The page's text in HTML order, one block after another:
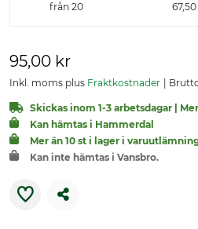
från 20
95,00 kr
Inkl. moms plus Fraktkostnader
Skickas inom 1-3 arbetsdagar |
Kan hämtas i Hammerdal
Mer än 10 st i lager i
Kan inte hämtas i Vansbro.